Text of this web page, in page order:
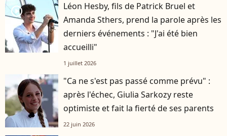
player2
Léon Hesby, fils de Patrick Bruel et
Amanda Sthers, prend la parole après les
derniers événements : "J'ai été bien
accueilli"
1 juillet 2026
"Ca ne s'est pas passé comme prévu" :
après l'échec, Giulia Sarkozy reste
optimiste et fait la fierté de ses parents
22 juin 2026